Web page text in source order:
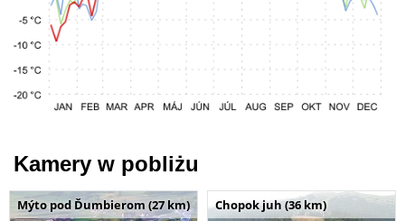
Kamery w pobliżu
Mýto pod Ďumbierom (27 km) Chopok juh (36 km)